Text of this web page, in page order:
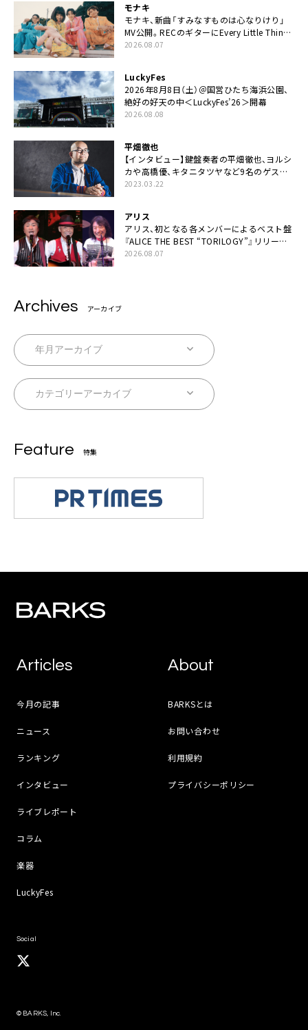
モナキ
モナキ、新曲「すみなすものは心なりけり」
MV公開。RECのギターにEvery Little Thing・
伊藤一朗参加も
2026.08.07
LuckyFes
2026年8月8日（土）＠国営ひたち海浜公園、
絶好の好天の中＜LuckyFes’26＞開幕
2026.08.08
平畑徹也
【インタビュー】鍵盤奏者の平畑徹也、ヨルシ
カや高橋優、キタニタツヤなど9名のゲスト
を迎えた初アルバムに音楽人生の総括「自分
2023.03.22
アリス
アリス、初となる各メンバーによるベスト盤
『ALICE THE BEST “TORILOGY”』リリース
決定
2026.08.07
Archives アーカイブ
Feature 特集
Articles
今月の記事
ニュース
ランキング
インタビュー
ライブレポート
コラム
楽器
LuckyFes
About
BARKSとは
お問い合わせ
利用規約
プライバシーポリシー
Social
© BARKS, Inc.